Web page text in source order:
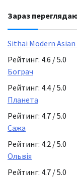
Зараз
Sithai Modern Asian
Рейтинг: 4.6 / 5.0
Бограч
Рейтинг: 4.4 / 5.0
Планета
Рейтинг: 4.7 / 5.0
Сажа
Рейтинг: 4.2 / 5.0
Ольвія
Рейтинг: 4.7 / 5.0